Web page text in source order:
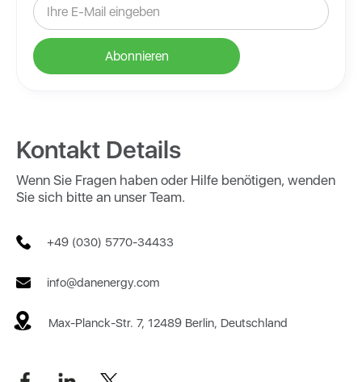
Kontakt Details
Wenn Sie Fragen haben oder Hilfe benötigen, wenden
Sie sich bitte an unser Team.
+49 (030) 5770-34433
info@danenergy.com
Max-Planck-Str. 7, 12489 Berlin, Deutschland